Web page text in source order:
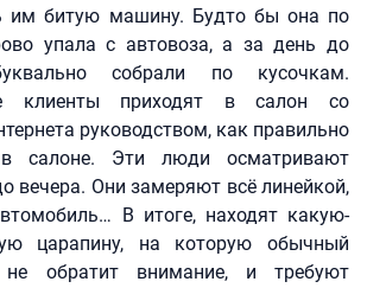
им битую машину. Будто бы она по
упала с автовоза, а за день до
собрали по кусочкам.
клиенты приходят в салон со
руководством, как правильно
салоне. Эти люди осматривают
вечера. Они замеряют всё линейкой,
В итоге, находят какую-
царапину, на которую обычный
обратит внимание, и требуют